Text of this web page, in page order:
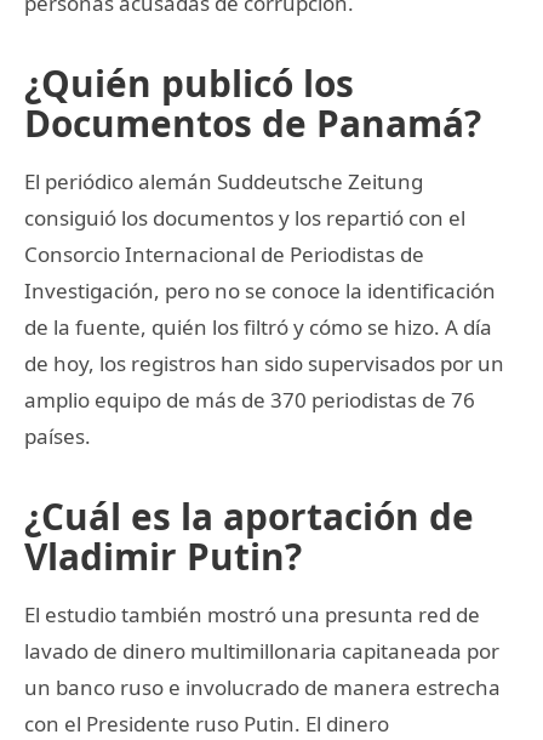
¿Quién publicó los
Documentos de Panamá?
El periódico alemán Suddeutsche Zeitung
consiguió los documentos y los repartió con el
Consorcio Internacional de Periodistas de
Investigación, pero no se conoce la identificación
de la fuente, quién los filtró y cómo se hizo. A día
de hoy, los registros han sido supervisados por un
amplio equipo de más de 370 periodistas de 76
países.
¿Cuál es la aportación de
Vladimir Putin?
El estudio también mostró una presunta red de
lavado de dinero multimillonaria capitaneada por
un banco ruso e involucrado de manera estrecha
con el Presidente ruso Putin. El dinero